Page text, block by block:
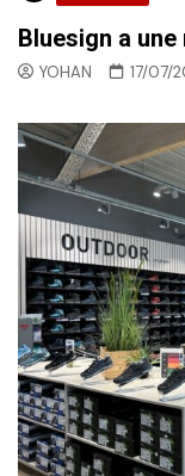
Bluesign a
YOHAN 17/07/